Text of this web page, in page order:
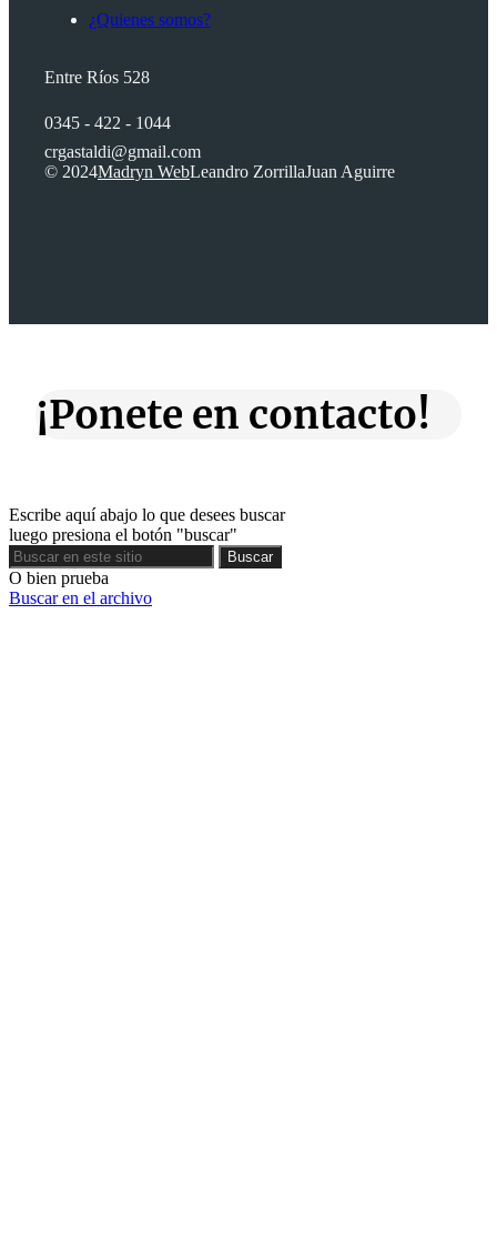
¿Quienes somos?
Entre Ríos 528
0345 - 422 - 1044
crgastaldi@gmail.com
© 2024Madryn WebLeandro ZorrillaJuan Aguirre
¡Ponete en contacto!
Escribe aquí abajo lo que desees buscar
luego presiona el botón "buscar"
Buscar
Buscar
O bien prueba
Buscar en el archivo